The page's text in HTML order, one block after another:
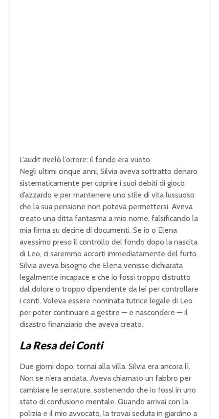
L’audit rivelò l’orrore: il fondo era vuoto.
Negli ultimi cinque anni, Silvia aveva sottratto denaro
sistematicamente per coprire i suoi debiti di gioco
d’azzardo e per mantenere uno stile di vita lussuoso
che la sua pensione non poteva permettersi. Aveva
creato una ditta fantasma a mio nome, falsificando la
mia firma su decine di documenti. Se io o Elena
avessimo preso il controllo del fondo dopo la nascita
di Leo, ci saremmo accorti immediatamente del furto.
Silvia aveva bisogno che Elena venisse dichiarata
legalmente incapace e che io fossi troppo distrutto
dal dolore o troppo dipendente da lei per controllare
i conti. Voleva essere nominata tutrice legale di Leo
per poter continuare a gestire — e nascondere — il
disastro finanziario che aveva creato.
La Resa dei Conti
Due giorni dopo, tornai alla villa. Silvia era ancora lì.
Non se n’era andata. Aveva chiamato un fabbro per
cambiare le serrature, sostenendo che io fossi in uno
stato di confusione mentale. Quando arrivai con la
polizia e il mio avvocato, la trovai seduta in giardino a